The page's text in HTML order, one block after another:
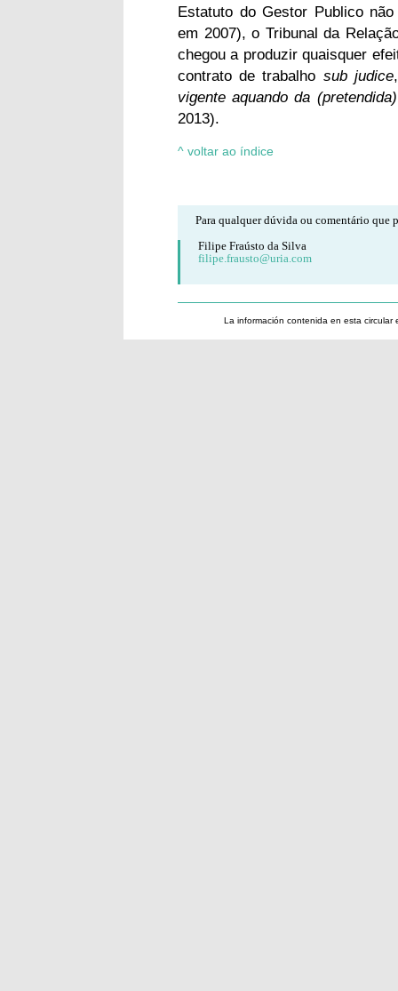
Estatuto do Gestor Publico
em 2007), o Tribunal da
chegou a produzir quaisquer
contrato de trabalho sub judice
vigente aquando da
2013).
^ voltar ao índice
Para qualquer dúvida ou comentário que
Filipe Fraústo da Silva
filipe.frausto@uria.com
La información contenida en esta